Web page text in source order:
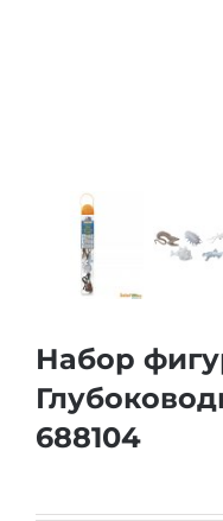
Набор
688104